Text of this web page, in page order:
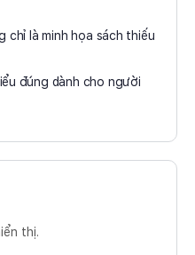
chỉ là minh họa sách thiếu
đúng dành cho người
thị.